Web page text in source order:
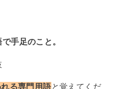
手足のこと。
る専門用語と覚えてくだ